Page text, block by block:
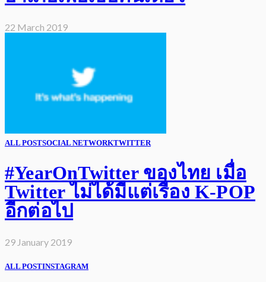
22 March 2019
ALL POSTSOCIAL NETWORKTWITTER
#YearOnTwitter ของไทย เมื่อ
Twitter ไม่ได้มีแต่เรื่อง K-POP
อีกต่อไป
29 January 2019
ALL POSTINSTAGRAM